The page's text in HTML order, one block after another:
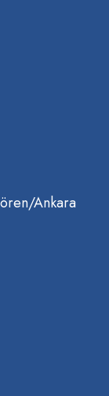
Ankara